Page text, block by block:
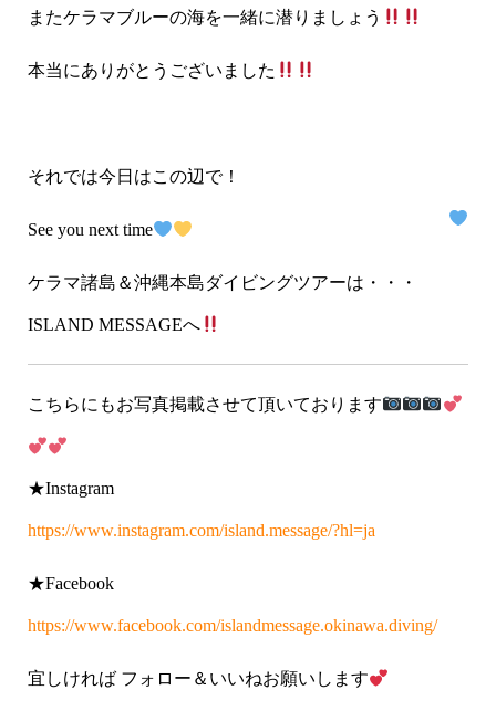
またケラマブルーの海を一緒に潜りましょう
本当にありがとうございました
それでは今日はこの辺で！
See you next time
ケラマ諸島＆沖縄本島ダイビングツアーは・・・
ISLAND MESSAGEへ
こちらにもお写真掲載させて頂いております
★Instagram
https://www.instagram.com/island.message/?hl=ja
★Facebook
https://www.facebook.com/islandmessage.okinawa.diving/
宜しければ フォロー＆いいねお願いします